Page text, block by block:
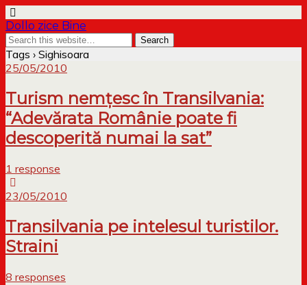
Dollo zice Bine
Tags › Sighisoara
25/05/2010
Turism nemţesc în Transilvania:
“Adevărata Românie poate fi
descoperită numai la sat”
1 response
23/05/2010
Transilvania pe intelesul turistilor.
Straini
8 responses